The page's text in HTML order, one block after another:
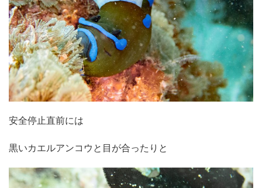
安全停止直前には
黒いカエルアンコウと目が合ったりと